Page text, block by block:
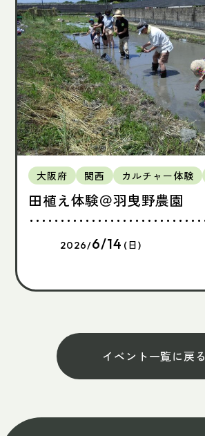
大阪府 関西 カルチャー体験
田植え体験＠羽曳野農園
2026/6/14 (日)
イベント一覧に戻る